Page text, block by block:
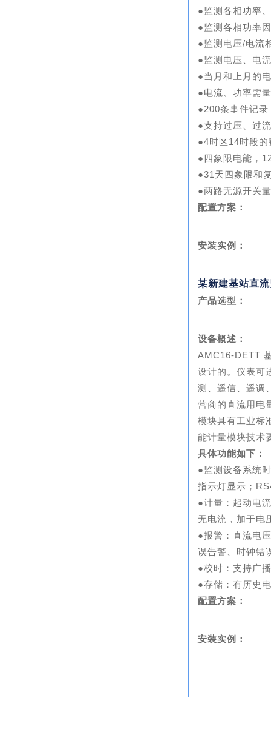
●监测各相功率
●监测各相功率
●监测电压/电流
●监测电压、电
●当月和上月的
●电流、功率需
●200条事件记
●支持过压、过
●4时区14时段
●四象限电能，
●31天 四象限和
●两路无源开关
配置方案：
安装实例：
某新建基站直
产品选型：
设备概述：
AMC16-DETT
设计的。仪表可
测、遥信、遥调
营商的直流用电
模块具有工业标
能计量模块技术
具体功能如下：
●监测设备系统
指示灯显示；
●计量：起动电
无电流，加于电
●报警：直流电
误告警、时钟错
●校时：支持广
●存储：有历史
配置方案：
安装实例：